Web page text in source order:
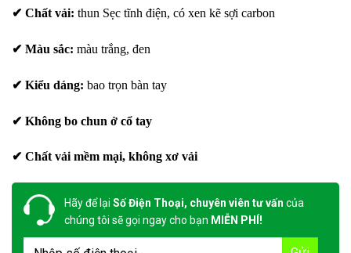
✔ Chất vải: thun Sẹc tĩnh điện, có xen kẽ sợi carbon
✔ Màu sắc: màu trắng, đen
✔ Kiểu dáng: bao trọn bàn tay
✔ Không bo chun ở cổ tay
✔ Chất vải mềm mại, không xơ vải
Hãy để lại Số Điện Thoại, chuyên viên tư vấn của
chúng tôi sẽ gọi ngay cho bạn MIỄN PHÍ!